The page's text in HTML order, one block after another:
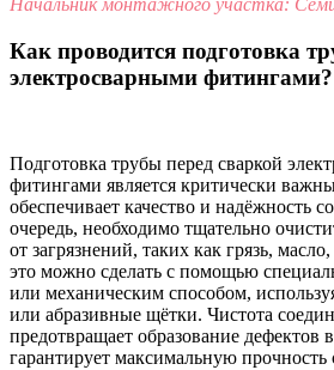
Как проводится подготовка
электросварными фитингами?
Подготовка трубы перед сваркой
фитингами является критически
обеспечивает качество и надёжность
очередь, необходимо тщательно
от загрязнений, таких как грязь,
это можно сделать с помощью
или механическим способом,
или абразивные щётки. Чистота
предотвращает образование дефектов
гарантирует максимальную прочность